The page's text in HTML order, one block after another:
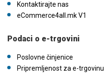
Kontaktirajte nas
eCommerce4all.mk V1
Podaci o e-trgovini
Poslovne činjenice
Pripremljenost za e-trgovinu